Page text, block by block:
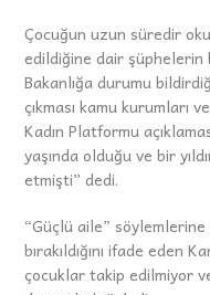
Çocuğun uzun süredir
edildiğine dair
Bakanlığa durumu
çıkması kamu kurumları
Kadın Platformu
yaşında olduğu ve bir
etmişti” dedi.
“Güçlü aile”
bırakıldığını ifade eden
çocuklar takip edilmiyor